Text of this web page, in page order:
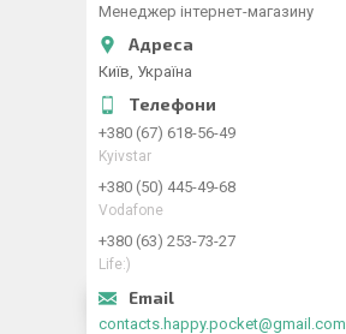
Менеджер інтернет-магазину
Київ, Україна
+380 (67) 618-56-49
Kyivstar
+380 (50) 445-49-68
Vodafone
+380 (63) 253-73-27
Life:)
contacts.happy.pocket@gmail.com